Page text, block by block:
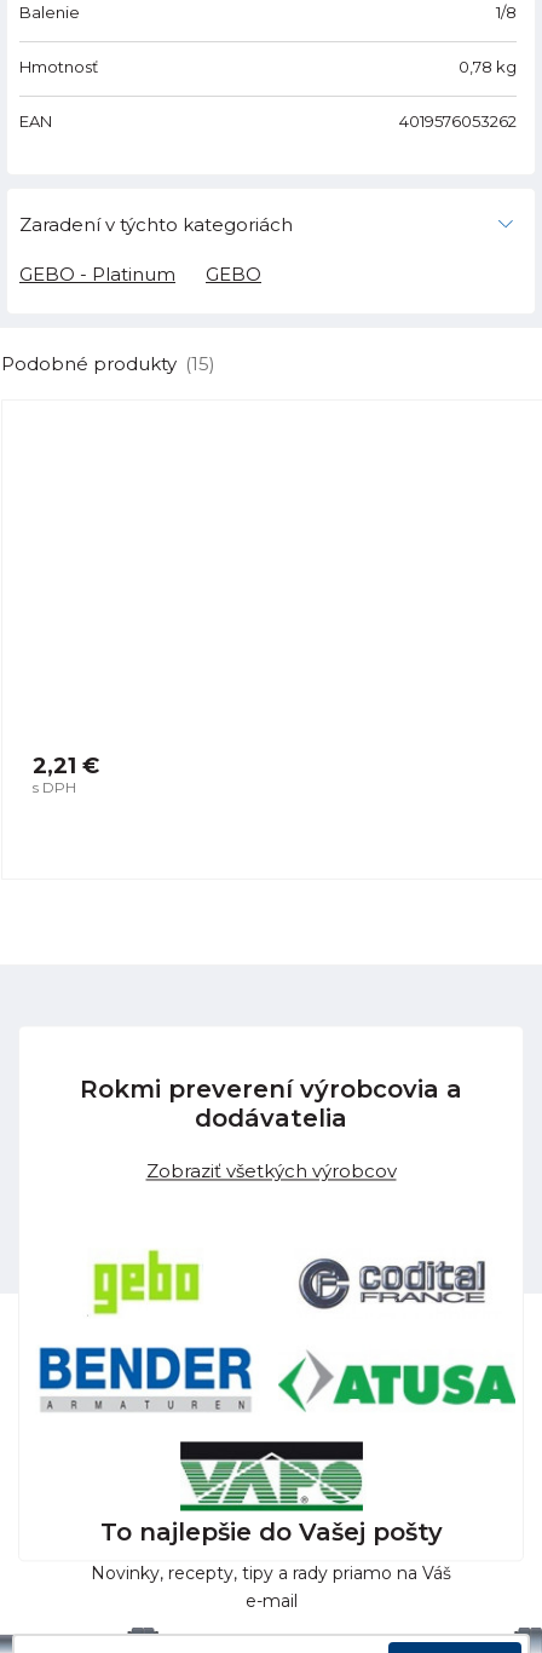
Balenie 1/8
Hmotnosť 0,78 kg
EAN 4019576053262
Zaradení v týchto kategoriách
GEBO - Platinum GEBO
Podobné produkty (15)
2,21 €
s DPH
Rokmi preverení výrobcovia a
dodávatelia
Zobraziť všetkých výrobcov
To najlepšie do Vašej pošty
Novinky, recepty, tipy a rady priamo na Váš
e-mail